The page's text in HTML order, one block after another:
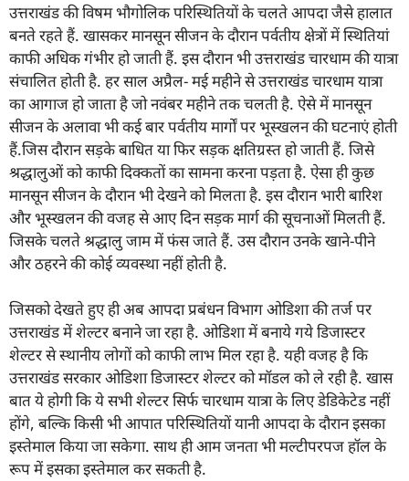
उत्तराखंड की विषम भौगोलिक परिस्थितियों के चलते आपदा जैसे हालात
बनते रहते हैं. खासकर मानसून सीजन के दौरान पर्वतीय क्षेत्रों में स्थितियां
काफी अधिक गंभीर हो जाती हैं. इस दौरान भी उत्तराखंड चारधाम की यात्रा
संचालित होती है. हर साल अप्रैल- मई महीने से उत्तराखंड चारधाम यात्रा
का आगाज हो जाता है जो नवंबर महीने तक चलती है. ऐसे में मानसून
सीजन के अलावा भी कई बार पर्वतीय मार्गों पर भूस्खलन की घटनाएं होती
हैं.जिस दौरान सड़के बाधित या फिर सड़क क्षतिग्रस्त हो जाती हैं. जिसे
श्रद्धालुओं को काफी दिक्कतों का सामना करना पड़ता है. ऐसा ही कुछ
मानसून सीजन के दौरान भी देखने को मिलता है. इस दौरान भारी बारिश
और भूस्खलन की वजह से आए दिन सड़क मार्ग की सूचनाओं मिलती हैं.
जिसके चलते श्रद्धालु जाम में फंस जाते हैं. उस दौरान उनके खाने-पीने
और ठहरने की कोई व्यवस्था नहीं होती है.
जिसको देखते हुए ही अब आपदा प्रबंधन विभाग ओडिशा की तर्ज पर
उत्तराखंड में शेल्टर बनाने जा रहा है. ओडिशा में बनाये गये डिजास्टर
शेल्टर से स्थानीय लोगों को काफी लाभ मिल रहा है. यही वजह है कि
उत्तराखंड सरकार ओडिशा डिजास्टर शेल्टर को मॉडल को ले रही है. खास
बात ये होगी कि ये सभी शेल्टर सिर्फ चारधाम यात्रा के लिए डेडिकेटेड नहीं
होंगे, बल्कि किसी भी आपात परिस्थितियों यानी आपदा के दौरान इसका
इस्तेमाल किया जा सकेगा. साथ ही आम जनता भी मल्टीपरपज हॉल के
रूप में इसका इस्तेमाल कर सकती है.